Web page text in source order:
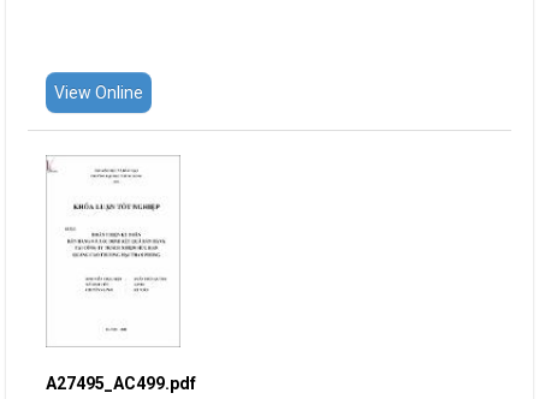
View Online
A27495_AC499.pdf